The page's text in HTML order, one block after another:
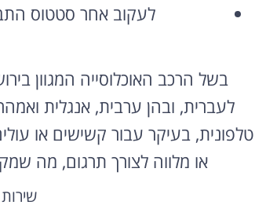
לעקוב אחר סטטוס
בשל הרכב האוכלוסייה המגוון
לעברית, ובהן ערבית, אנגלית
טלפונית, בעיקר עבור קשישים או
או מלווה לצורך תרגום, מה